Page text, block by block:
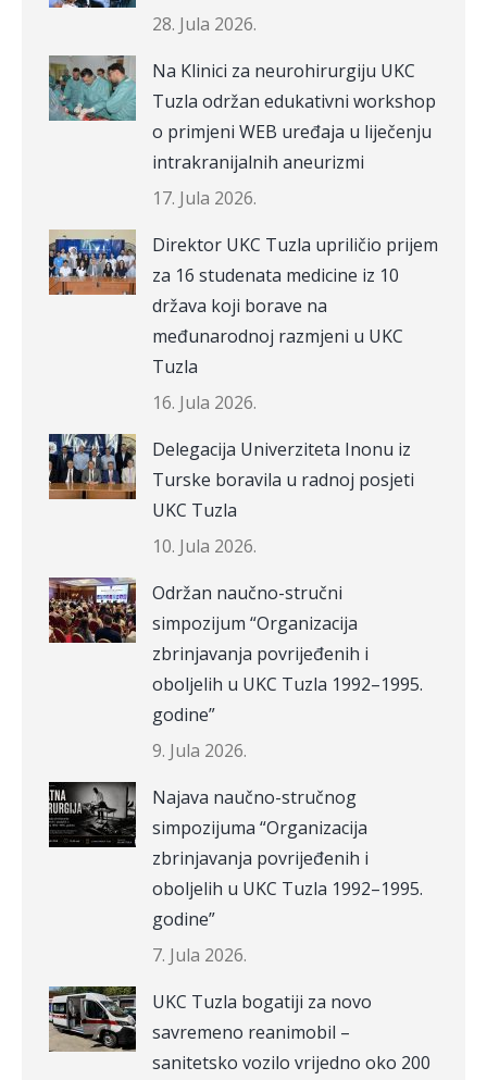
28. Jula 2026.
Na Klinici za neurohirurgiju UKC
Tuzla održan edukativni workshop
o primjeni WEB uređaja u liječenju
intrakranijalnih aneurizmi
17. Jula 2026.
Direktor UKC Tuzla upriličio prijem
za 16 studenata medicine iz 10
država koji borave na
međunarodnoj razmjeni u UKC
Tuzla
16. Jula 2026.
Delegacija Univerziteta Inonu iz
Turske boravila u radnoj posjeti
UKC Tuzla
10. Jula 2026.
Održan naučno-stručni
simpozijum “Organizacija
zbrinjavanja povrijeđenih i
oboljelih u UKC Tuzla 1992–1995.
godine”
9. Jula 2026.
Najava naučno-stručnog
simpozijuma “Organizacija
zbrinjavanja povrijeđenih i
oboljelih u UKC Tuzla 1992–1995.
godine”
7. Jula 2026.
UKC Tuzla bogatiji za novo
savremeno reanimobil –
sanitetsko vozilo vrijedno oko 200